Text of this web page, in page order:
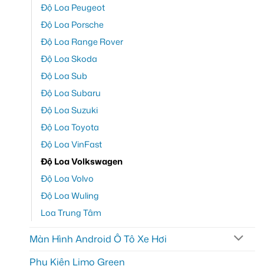
Độ Loa Peugeot
Độ Loa Porsche
Độ Loa Range Rover
Độ Loa Skoda
Độ Loa Sub
Độ Loa Subaru
Độ Loa Suzuki
Độ Loa Toyota
Độ Loa VinFast
Độ Loa Volkswagen
Độ Loa Volvo
Độ Loa Wuling
Loa Trung Tâm
Màn Hình Android Ô Tô Xe Hơi
Phụ Kiện Limo Green